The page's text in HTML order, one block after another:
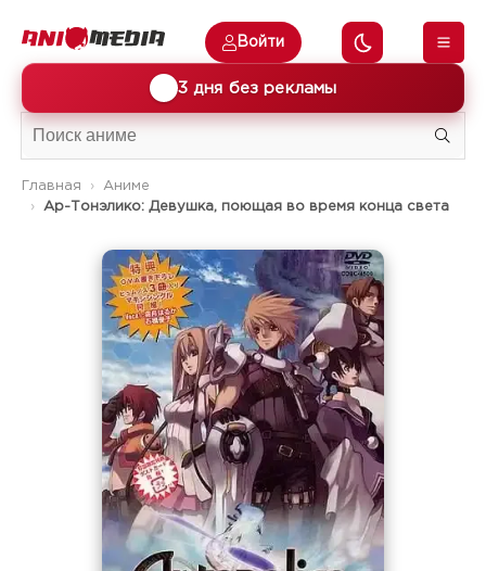
3 дня без рекламы
Войти
Главная
Аниме
Ар-Тонэлико: Девушка, поющая во время конца света